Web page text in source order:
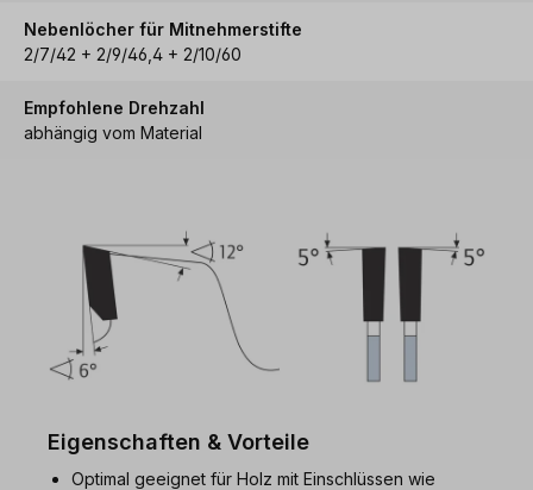
Nebenlöcher für Mitnehmerstifte
2/7/42 + 2/9/46,4 + 2/10/60
Empfohlene Drehzahl
abhängig vom Material
Eigenschaften & Vorteile
Optimal geeignet für Holz mit Einschlüssen wie